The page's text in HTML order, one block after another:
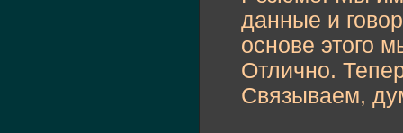
данные и
основе этого
Отлично.
Связываем,